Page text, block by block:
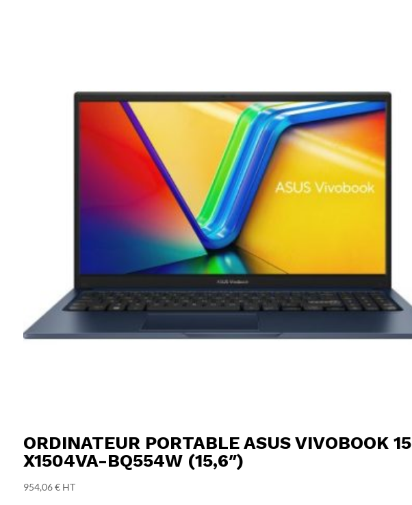
ORDINATEUR PORTABLE ASUS VIVOBOOK 15
X1504VA-BQ554W (15,6″)
954,06€ HT